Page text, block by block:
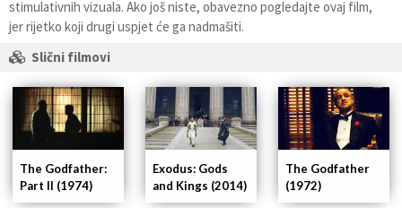
stimulativnih vizuala. Ako još niste, obavezno pogledajte ovaj film,
jer rijetko koji drugi uspjet će ga nadmašiti.
Slični filmovi
The Godfather
(1972)
Exodus: Gods
and Kings (2014)
The Godfather:
Part II (1974)